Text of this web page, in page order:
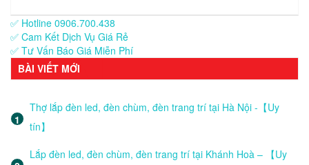
✅ Hotline 0906.700.438
✅ Cam Kết Dịch Vụ Giá Rẻ
✅ Tư Vấn Báo Giá Miễn Phí
BÀI VIẾT MỚI
Thợ lắp đèn led, đèn chùm, đèn trang trí tại Hà Nội -【Uy
tín】
Lắp đèn led, đèn chùm, đèn trang trí tại Khánh Hoà – 【Uy